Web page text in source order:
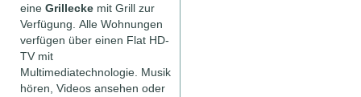
eine Grillecke mit Grill zur
Verfügung. Alle Wohnungen
verfügen über einen Flat HD-
TV mit
Multimediatechnologie. Musik
hören, Videos ansehen oder